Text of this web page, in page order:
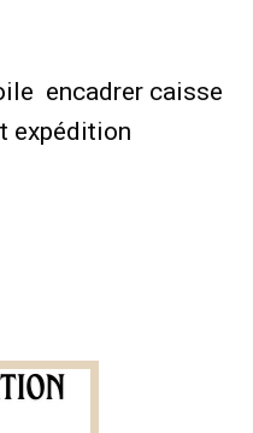
encadrer caisse
expédition